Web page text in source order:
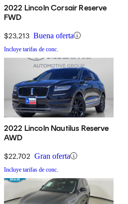
2022 Lincoln Corsair Reserve
FWD
$23,213 Buena oferta
Incluye tarifas de conc.
2022 Lincoln Nautilus Reserve
AWD
$22,702 Gran oferta
Incluye tarifas de conc.